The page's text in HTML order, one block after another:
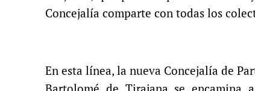
Concejalía comparte con todas los
En esta línea, la nueva Concejalía de